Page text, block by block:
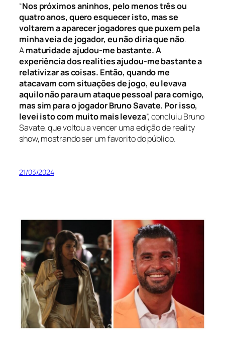
“Nos próximos aninhos, pelo menos três ou
quatro anos, quero esquecer isto, mas se
voltarem a aparecer jogadores que puxem pela
minha veia de jogador, eu não diria que não.
Amaturidade ajudou-me bastante. A
experiência dos realities ajudou-me bastante a
relativizar as coisas. Então, quando me
atacavam com situações de jogo, eu levava
aquilo não para um ataque pessoal para comigo,
mas sim para o jogador Bruno Savate. Por isso,
levei isto com muito mais leveza”, concluiu Bruno
Savate, que voltou a vencer uma edição de reality
show, mostrando ser um favorito do público.
21/03/2024